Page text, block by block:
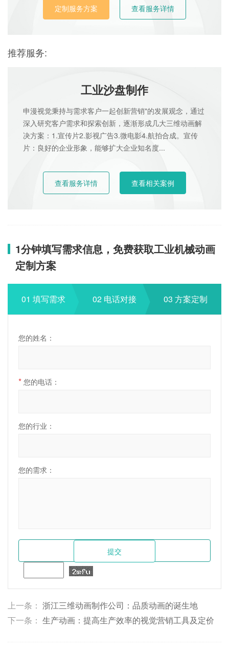
定制服务方案 查看服务详情
推荐服务:
工业沙盘制作
申漫视觉秉持与需求客户一起创新营销"的发展观念，通过
深入研究客户需求和探索创新，逐渐形成几大三维动画解
决方案：1.宣传片2.影视广告3.微电影4.航拍合成。宣传
片：良好的企业形象，能够扩大企业知名度...
查看服务详情 查看相关案例
1分钟填写需求信息，免费获取工业机械动画
定制方案
01 填写需求 02 电话对接 03 方案定制
您的姓名：
* 您的电话：
您的行业：
您的需求：
上一条： 浙江三维动画制作公司：品质动画的诞生地
下一条： 生产动画：提高生产效率的视觉营销工具及定价